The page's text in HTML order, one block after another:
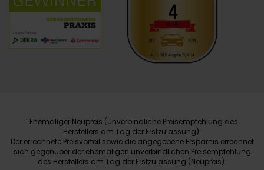
1 Ehemaliger Neupreis (Unverbindliche Preisempfehlung des
Herstellers am Tag der Erstzulassung).
Der errechnete Preisvorteil sowie die angegebene Ersparnis errechnet
sich gegenüber der ehemaligen unverbindlichen Preisempfehlung
des Herstellers am Tag der Erstzulassung (Neupreis).